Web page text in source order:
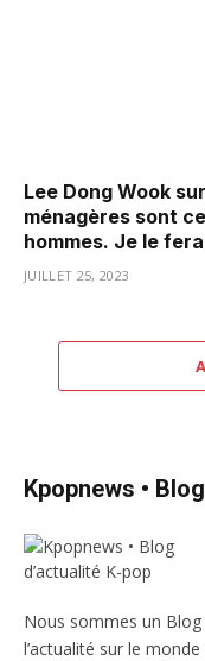
Lee Dong Wook
ménagères sont
hommes. Je le
JUILLET 25, 2023
Kpopnews •
Nous sommes un
l’actualité sur le